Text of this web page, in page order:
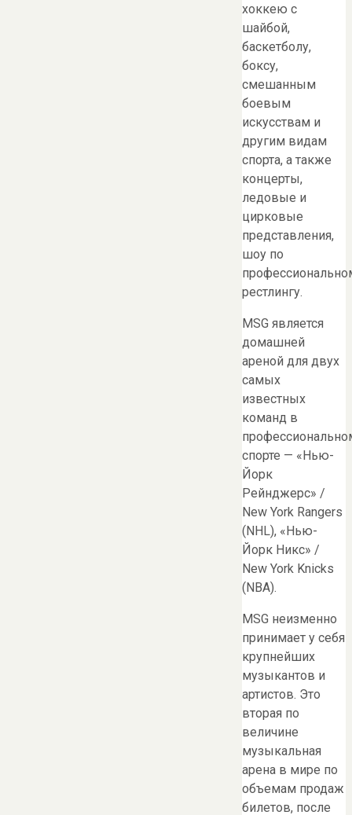
хоккею с
шайбой,
баскетболу,
боксу,
смешанным
боевым
искусствам и
другим видам
спорта, а также
концерты,
ледовые и
цирковые
представления,
шоу по
рестлингу.
MSG является
домашней
ареной для двух
самых
известных
команд в
спорте — «Нью-
Йорк
Рейнджерс» /
New York Rangers
(NHL), «Нью-
Йорк Никс» /
New York Knicks
(NBA).
MSG неизменно
принимает у себя
крупнейших
музыкантов и
артистов. Это
вторая по
величине
музыкальная
арена в мире по
объемам продаж
билетов, после